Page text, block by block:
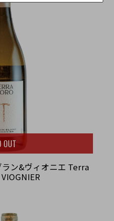
OUT
ン&ヴィオニエ Terra